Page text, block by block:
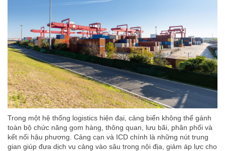
Trong một hệ thống logistics hiện đại, cảng biển không thể gánh
toàn bộ chức năng gom hàng, thông quan, lưu bãi, phân phối và
kết nối hậu phương. Cảng cạn và ICD chính là những nút trung
gian giúp đưa dịch vụ cảng vào sâu trong nội địa, giảm áp lực cho